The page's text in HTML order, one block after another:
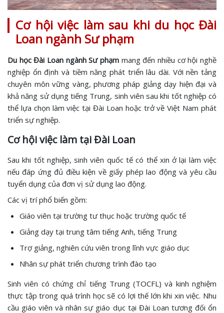
Cơ hội việc làm sau khi du học Đài
Loan ngành Sư phạm
Du học Đài Loan ngành Sư phạm mang đến nhiều cơ hội nghề
nghiệp ổn định và tiềm năng phát triển lâu dài. Với nền tảng
chuyên môn vững vàng, phương pháp giảng dạy hiện đại và
khả năng sử dụng tiếng Trung, sinh viên sau khi tốt nghiệp có
thể lựa chọn làm việc tại Đài Loan hoặc trở về Việt Nam phát
triển sự nghiệp.
Cơ hội việc làm tại Đài Loan
Sau khi tốt nghiệp, sinh viên quốc tế có thể xin ở lại làm việc
nếu đáp ứng đủ điều kiện về giấy phép lao động và yêu cầu
tuyển dụng của đơn vị sử dụng lao động.
Các vị trí phổ biến gồm:
Giáo viên tại trường tư thục hoặc trường quốc tế
Giảng dạy tại trung tâm tiếng Anh, tiếng Trung
Trợ giảng, nghiên cứu viên trong lĩnh vực giáo dục
Nhân sự phát triển chương trình đào tạo
Sinh viên có chứng chỉ tiếng Trung (TOCFL) và kinh nghiệm
thực tập trong quá trình học sẽ có lợi thế lớn khi xin việc. Nhu
cầu giáo viên và nhân sự giáo dục tại Đài Loan tương đối ổn